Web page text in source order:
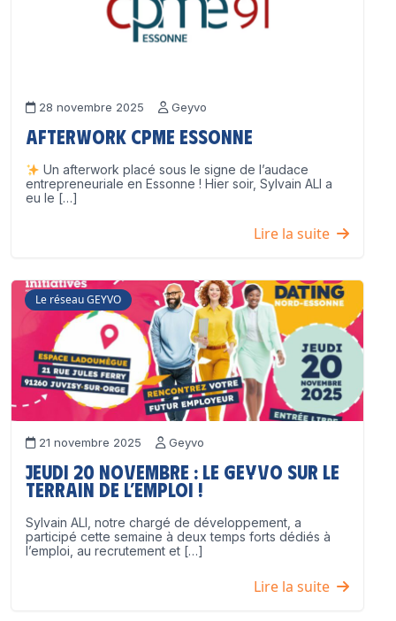
28 novembre 2025 Geyvo
Afterwork CPME Essonne
Un afterwork placé sous le signe de l’audace
entrepreneuriale en Essonne ! Hier soir, Sylvain ALI a
eu le […]
Lire la suite
Le réseau GEYVO
21 novembre 2025 Geyvo
Jeudi 20 novembre : le GEYVO sur le
terrain de l’emploi !
Sylvain ALI, notre chargé de développement, a
participé cette semaine à deux temps forts dédiés à
l’emploi, au recrutement et […]
Lire la suite